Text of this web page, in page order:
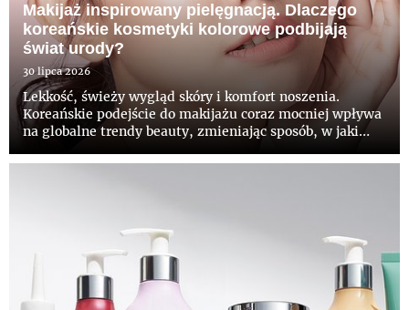
Makijaż inspirowany pielęgnacją. Dlaczego
koreańskie kosmetyki kolorowe podbijają
świat urody?
30 lipca 2026
Lekkość, świeży wygląd skóry i komfort noszenia.
Koreańskie podejście do makijażu coraz mocniej wpływa
na globalne trendy beauty, zmieniając sposób, w jaki
krycia i perfekcyjnie wykonturowanej twarzy, coraz